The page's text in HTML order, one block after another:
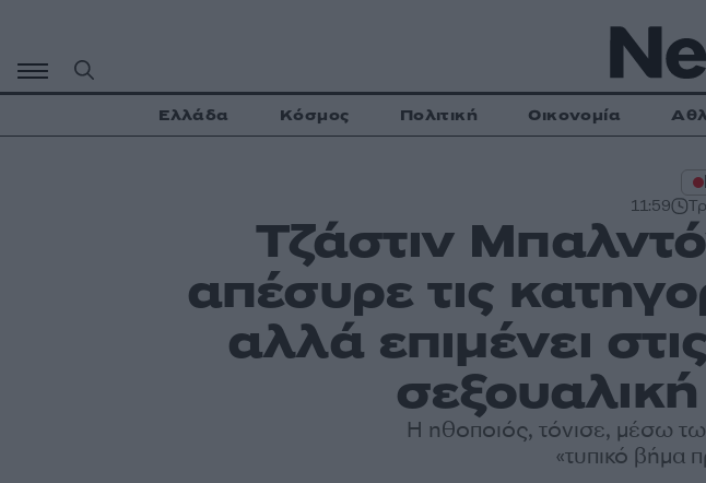
περιεχόμενο
Ελλάδα Κόσμος Πολιτική Οικονομία
11:59
Τζάστιν
απέσυρε τις
αλλά επιμένει
Η ηθοποιός, τόνισε, μέσω
«τυπικό βήμα